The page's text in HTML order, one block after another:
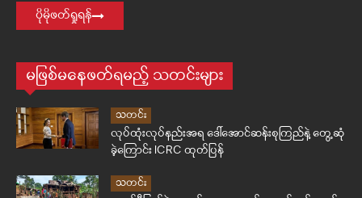
ပိုမိုဖတ်ရှုရန်
မဖြစ်မနေဖတ်ရမည့် သတင်းများ
သတင်း
လုပ်ထုံးလုပ်နည်းအရ ဒေါ်အောင်ဆန်းစုကြည်နဲ့ တွေ့ဆုံ
ခဲ့ကြောင်း ICRC ထုတ်ပြန်
သတင်း